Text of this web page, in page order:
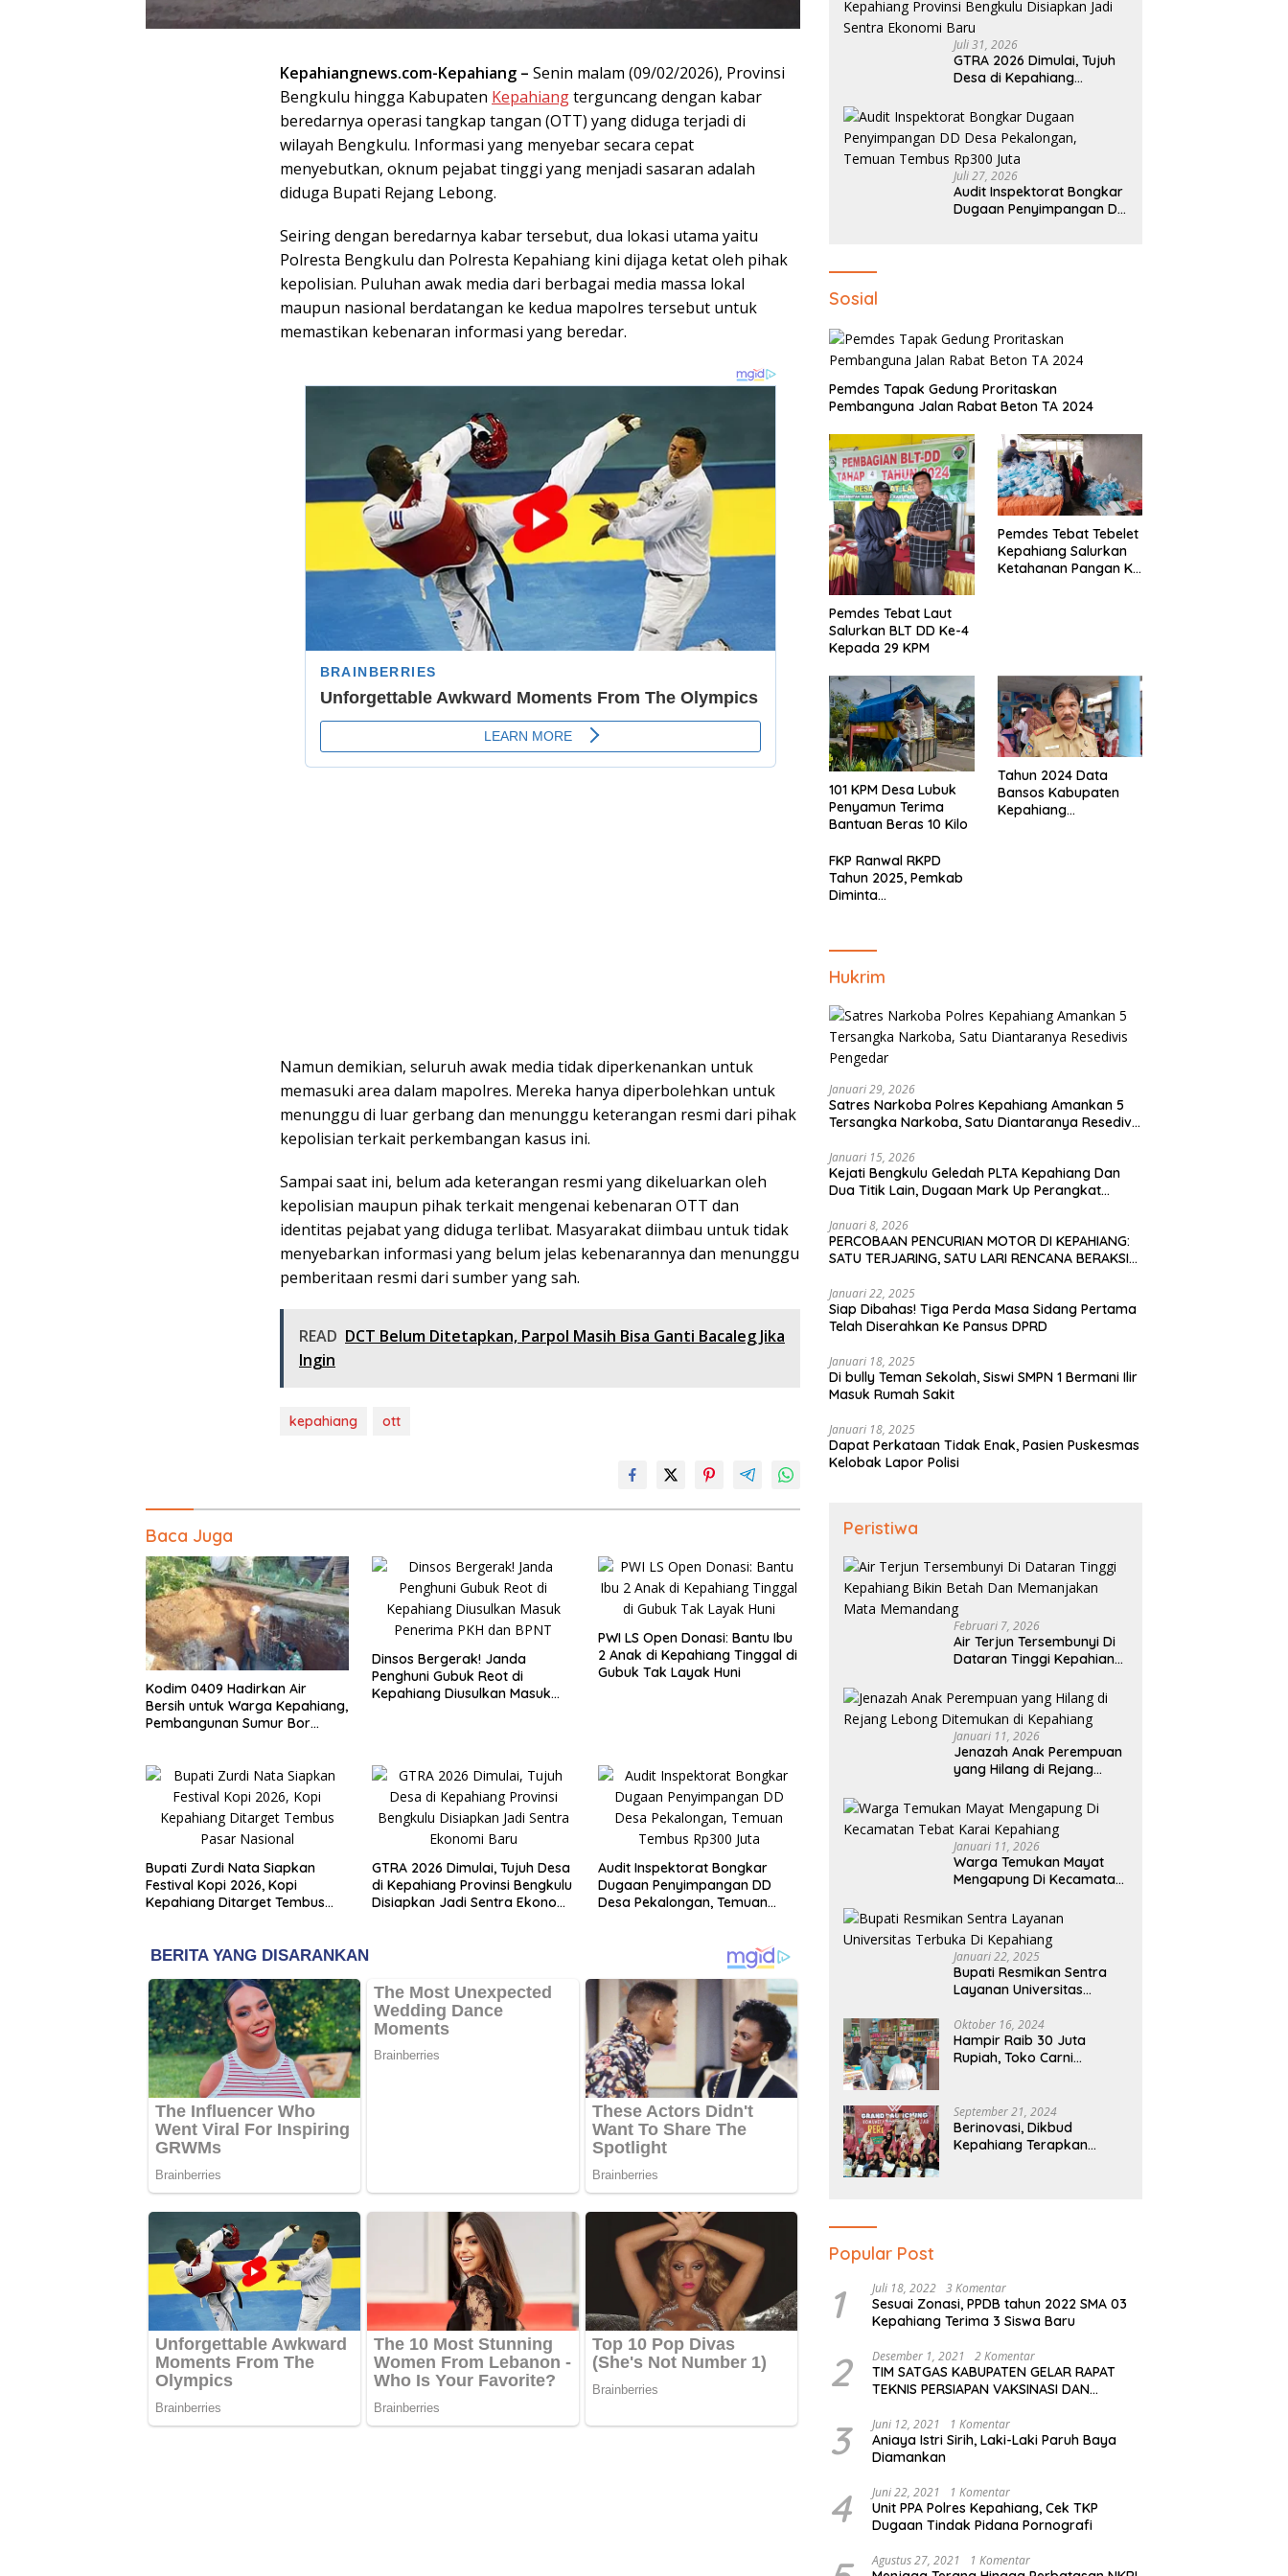
Kepahiangnews.com-Kepahiang – Senin malam (09/02/2026), Provinsi
Bengkulu hingga Kabupaten Kepahiangterguncang dengan kabar
beredarnya operasi tangkap tangan (OTT) yang diduga terjadi di
wilayah Bengkulu. Informasi yang menyebar secara cepat
menyebutkan, oknum pejabat tinggi yang menjadi sasaran adalah
diduga Bupati Rejang Lebong.
Seiring dengan beredarnya kabar tersebut, dua lokasi utama yaitu
Polresta Bengkulu dan Polresta Kepahiang kini dijaga ketat oleh pihak
kepolisian. Puluhan awak media dari berbagai media massa lokal
maupun nasional berdatangan ke kedua mapolres tersebut untuk
memastikan kebenaran informasi yang beredar.
Namun demikian, seluruh awak media tidak diperkenankan untuk
memasuki area dalam mapolres. Mereka hanya diperbolehkan untuk
menunggu di luar gerbang dan menunggu keterangan resmi dari pihak
kepolisian terkait perkembangan kasus ini.
Sampai saat ini, belum ada keterangan resmi yang dikeluarkan oleh
kepolisian maupun pihak terkait mengenai kebenaran OTT dan
identitas pejabat yang diduga terlibat. Masyarakat diimbau untuk tidak
menyebarkan informasi yang belum jelas kebenarannya dan menunggu
pemberitaan resmi dari sumber yang sah.
READ DCT Belum Ditetapkan, Parpol Masih Bisa Ganti Bacaleg Jika
Ingin
kepahiang ott
Baca Juga
Kodim 0409 Hadirkan Air
Bersih untuk Warga Kepahiang,
Pembangunan Sumur Bor
Dinsos Bergerak! Janda
Penghuni Gubuk Reot di
Kepahiang Diusulkan Masuk
PWI LS Open Donasi: Bantu Ibu
2 Anak di Kepahiang Tinggal di
Gubuk Tak Layak Huni
Bupati Zurdi Nata Siapkan
Festival Kopi 2026, Kopi
Kepahiang Ditarget Tembus
GTRA 2026 Dimulai, Tujuh Desa
di Kepahiang Provinsi Bengkulu
Disiapkan Jadi Sentra Ekonomi
Audit Inspektorat Bongkar
Dugaan Penyimpangan DD
Desa Pekalongan, Temuan
Juli 31, 2026
GTRA 2026 Dimulai, Tujuh
Desa di Kepahiang
Disiapkan Jadi Sentra
Ekonomi Baru
Juli 27, 2026
Audit Inspektorat Bongkar
Dugaan Penyimpangan DD
Sosial
Pemdes Tapak Gedung Proritaskan
Pembanguna Jalan Rabat Beton TA 2024
Pemdes Tebat Laut
Salurkan BLT DD Ke-4
Kepada 29 KPM
Pemdes Tebat Tebelet
Kepahiang Salurkan
Ketahanan Pangan Ke
101 KPM Desa Lubuk
Penyamun Terima
Bantuan Beras 10 Kilo
Tahun 2024 Data
Bansos Kabupaten
Kepahiang
FKP Ranwal RKPD
Tahun 2025, Pemkab
Diminta
Kepahiang
Hukrim
Januari 29, 2026
Satres Narkoba Polres Kepahiang Amankan 5
Tersangka Narkoba, Satu Diantaranya Resedivis
Januari 15, 2026
Kejati Bengkulu Geledah PLTA Kepahiang Dan
Dua Titik Lain, Dugaan Mark Up Perangkat
Januari 8, 2026
PERCOBAAN PENCURIAN MOTOR DI KEPAHIANG:
SATU TERJARING, SATU LARI RENCANA BERAKSI
Januari 22, 2025
Siap Dibahas! Tiga Perda Masa Sidang Pertama
Telah Diserahkan Ke Pansus DPRD
Januari 18, 2025
Di bully Teman Sekolah, Siswi SMPN 1 Bermani Ilir
Masuk Rumah Sakit
Januari 18, 2025
Dapat Perkataan Tidak Enak, Pasien Puskesmas
Kelobak Lapor Polisi
Peristiwa
Februari 7, 2026
Air Terjun Tersembunyi Di
Dataran Tinggi Kepahiang
Memanjakan Mata
Memandang
Januari 11, 2026
Jenazah Anak Perempuan
yang Hilang di Rejang
Kepahiang
Januari 11, 2026
Warga Temukan Mayat
Mengapung Di Kecamatan
Januari 22, 2025
Bupati Resmikan Sentra
Layanan Universitas
Oktober 16, 2024
Hampir Raib 30 Juta
Rupiah, Toko Carni
September 21, 2024
Berinovasi, Dikbud
Kepahiang Terapkan
Popular Post
1 Juli 18, 2022 3 Komentar
Sesuai Zonasi, PPDB tahun 2022 SMA 03
Kepahiang Terima 3 Siswa Baru
2 Desember 1, 2021 2 Komentar
TIM SATGAS KABUPATEN GELAR RAPAT
TEKNIS PERSIAPAN VAKSINASI DAN
3 Juni 12, 2021 1 Komentar
Aniaya Istri Sirih, Laki-Laki Paruh Baya
Diamankan
4 Juni 22, 2021 1 Komentar
Unit PPA Polres Kepahiang, Cek TKP
Dugaan Tindak Pidana Pornografi
Agustus 27, 2021 1 Komentar